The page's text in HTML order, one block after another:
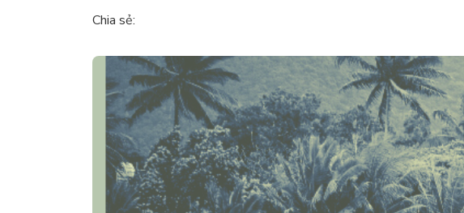
Chia sẻ: